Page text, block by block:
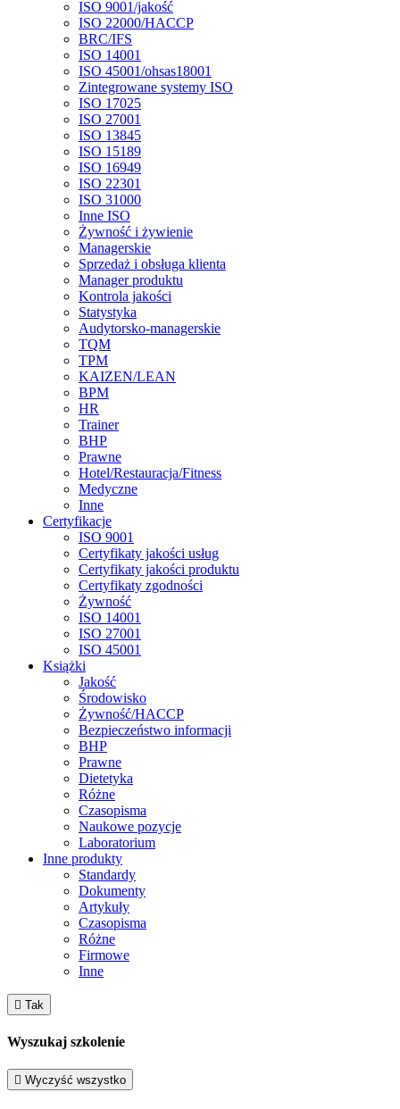
ISO 9001/jakość
ISO 22000/HACCP
BRC/IFS
ISO 14001
ISO 45001/ohsas18001
Zintegrowane systemy ISO
ISO 17025
ISO 27001
ISO 13845
ISO 15189
ISO 16949
ISO 22301
ISO 31000
Inne ISO
Żywność i żywienie
Managerskie
Sprzedaż i obsługa klienta
Manager produktu
Kontrola jakości
Statystyka
Audytorsko-managerskie
TQM
TPM
KAIZEN/LEAN
BPM
HR
Trainer
BHP
Prawne
Hotel/Restauracja/Fitness
Medyczne
Inne
Certyfikacje
ISO 9001
Certyfikaty jakości usług
Certyfikaty jakości produktu
Certyfikaty zgodności
Żywność
ISO 14001
ISO 27001
ISO 45001
Książki
Jakość
Środowisko
Żywność/HACCP
Bezpieczeństwo informacji
BHP
Prawne
Dietetyka
Różne
Czasopisma
Naukowe pozycje
Laboratorium
Inne produkty
Standardy
Dokumenty
Artykuły
Czasopisma
Różne
Firmowe
Inne
 Tak
Wyszukaj szkolenie
 Wyczyść wszystko